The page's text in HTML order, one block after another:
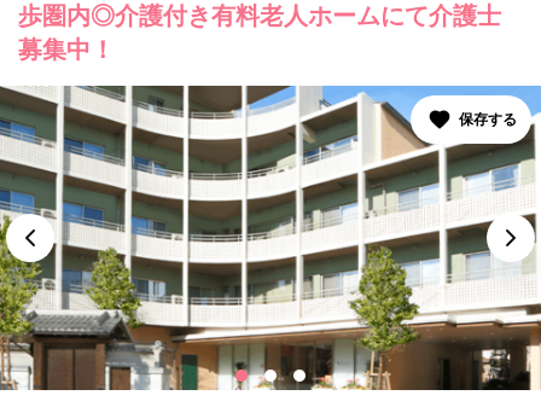
歩圏内◎介護付き有料老人ホームにて介護士
募集中！